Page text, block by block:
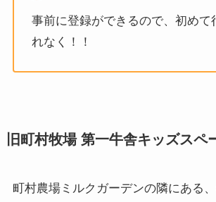
事前に登録ができるので、初めて
れなく！！
旧町村牧場 第一牛舎キッズスペ
町村農場ミルクガーデンの隣にある